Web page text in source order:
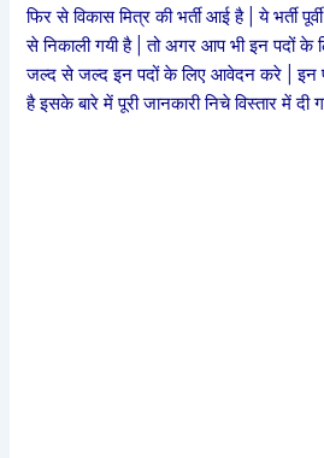
फिर से विकास मित्र की भर्ती आई है | ये भर्ती
से निकाली गयी है | तो अगर आप भी इन पदों के
जल्द से जल्द इन पदों के लिए आवेदन करे | इन
है इसके बारे में पूरी जानकारी निचे विस्तार में दी